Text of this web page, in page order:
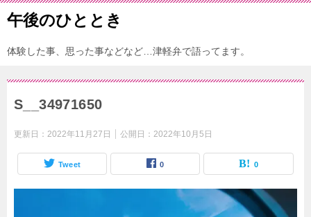
午後のひととき
体験した事、思った事などなど…津軽弁で語ってます。
S__34971650
更新日： 2022年11月27日 公開日： 2022年10月5日
Tweet 0 0